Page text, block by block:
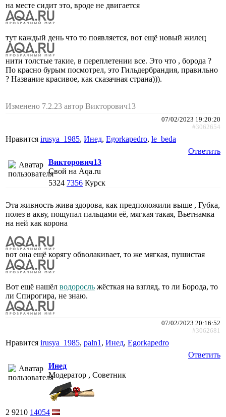
на месте сидит это, вроде не двигается
тут каждый день что то появляется, вот ещё новый жилец
нити толстые такие, в переплетении все. Это что , борода ?
По красно бурым посмотрел, это Гильдербрандия, правильно
? Название красивое, как сказачная страна))).
Изменено 7.2.23 автор Викторович13
07/02/2023 19:20:20
#3062654
Нравится irusya_1985, Инед, Egorkapedro, le_beda
Ответить
Викторович13
Свой на Aqa.ru
5324 7356 Курск
Эта живность жива здорова, как предположили выше , Губка,
полез в акву, пощупал пальцами еë, мягкая такая, Вьетнамка
на ней как корона
вот она ещë корягу обволакивает, то же мягкая, пушистая
Вот ещë нашëл водоросль жёсткая на взгляд, то ли Борода, то
ли Спирогира, не знаю.
07/02/2023 20:16:52
#3062681
Нравится irusya_1985, paln1 , Инед, Egorkapedro
Ответить
Инед
Модератор , Советник
2 9210 14054